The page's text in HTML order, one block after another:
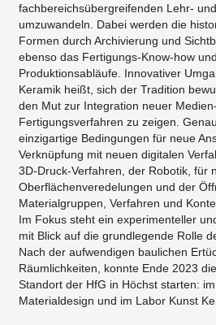
fachbereichsübergreifenden Lehr-
umzuwandeln. Dabei werden die
Formen durch Archivierung und
ebenso das Fertigungs-Know-how
Produktionsabläufe. Innovativer
Keramik heißt, sich der Tradition
den Mut zur Integration neuer
Fertigungsverfahren zu zeigen.
einzigartige Bedingungen für neue
Verknüpfung mit neuen digitalen
3D-Druck-Verfahren, der Robotik, für
Oberflächenveredelungen und der
Materialgruppen, Verfahren und
Im Fokus steht ein experimenteller
mit Blick auf die grundlegende Rolle
Nach der aufwendigen baulichen
Räumlichkeiten, konnte Ende 2023
Standort der HfG in Höchst starten:
Materialdesign und im Labor Kunst